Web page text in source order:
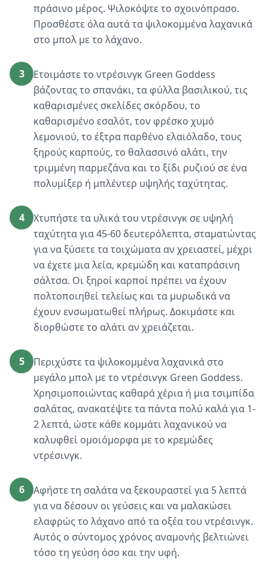
πράσινο μέρος. Ψιλοκόψτε το σχοινόπρασο.
Προσθέστε όλα αυτά τα ψιλοκομμένα λαχανικά
στο μπολ με το λάχανο.
3
Ετοιμάστε το ντρέσινγκ Green Goddess
βάζοντας το σπανάκι, τα φύλλα βασιλικού, τις
καθαρισμένες σκελίδες σκόρδου, το
καθαρισμένο εσαλότ, τον φρέσκο χυμό
λεμονιού, το έξτρα παρθένο ελαιόλαδο, τους
ξηρούς καρπούς, το θαλασσινό αλάτι, την
τριμμένη παρμεζάνα και το ξίδι ρυζιού σε ένα
πολυμίξερ ή μπλέντερ υψηλής ταχύτητας.
4
Χτυπήστε τα υλικά του ντρέσινγκ σε υψηλή
ταχύτητα για 45-60 δευτερόλεπτα, σταματώντας
για να ξύσετε τα τοιχώματα αν χρειαστεί, μέχρι
να έχετε μια λεία, κρεμώδη και καταπράσινη
σάλτσα. Οι ξηροί καρποί πρέπει να έχουν
πολτοποιηθεί τελείως και τα μυρωδικά να
έχουν ενσωματωθεί πλήρως. Δοκιμάστε και
διορθώστε το αλάτι αν χρειάζεται.
5
Περιχύστε τα ψιλοκομμένα λαχανικά στο
μεγάλο μπολ με το ντρέσινγκ Green Goddess.
Χρησιμοποιώντας καθαρά χέρια ή μια τσιμπίδα
σαλάτας, ανακατέψτε τα πάντα πολύ καλά για 1-
2 λεπτά, ώστε κάθε κομμάτι λαχανικού να
καλυφθεί ομοιόμορφα με το κρεμώδες
ντρέσινγκ.
6
Αφήστε τη σαλάτα να ξεκουραστεί για 5 λεπτά
για να δέσουν οι γεύσεις και να μαλακώσει
ελαφρώς το λάχανο από τα οξέα του ντρέσινγκ.
Αυτός ο σύντομος χρόνος αναμονής βελτιώνει
τόσο τη γεύση όσο και την υφή.